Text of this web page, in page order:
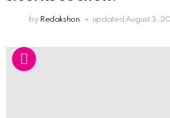
by Redakshon updated August 3,